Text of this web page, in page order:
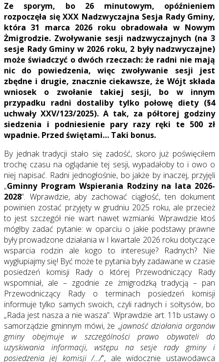
Ze sporym, bo 26 minutowym, opóźnieniem
rozpoczęła się XXX Nadzwyczajna Sesja Rady Gminy,
która 31 marca 2026 roku obradowała w Nowym
Żmigrodzie. Zwoływanie sesji nadzwyczajnych (na 3
sesje Rady Gminy w 2026 roku, 2 były nadzwyczajne)
może świadczyć o dwóch rzeczach: że radni nie mają
nic do powiedzenia, więc zwoływanie sesji jest
zbędne i drugie, znacznie ciekawsze, że Wójt składa
wniosek o zwołanie takiej sesji, bo w innym
przypadku radni dostaliby tylko połowę diety (§4
uchwały XXV/123/2025). A tak, za półtorej godziny
siedzenia i podniesienie pary razy ręki te 500 zł
wpadnie. Przed świętami… Taki bonus.
By jednak tradycji stało się zadość, skoro już poświęciłem
trochę czasu na oglądanie tej sesji, wypadałoby to i owo o
niej napisać. Radni jednogłośnie, bo jakże by inaczej, przyjęli
„Gminny Program Wspierania Rodziny na lata 2026-
2028”. Wprawdzie, aby zachować ciągłość, ten dokument
powinien zostać przyjęty w grudniu 2025 roku, ale przecież
to jest szczegół nie wart nawet wzmianki. Wprawdzie ktoś
mógłby zadać pytanie: w oparciu o jakie podstawy prawne
były prowadzone działania w I kwartale 2026 roku dotyczące
wsparcia rodzin ale kogo to interesuje? Radnych? Nie
wygłupiajmy się! Być może te pytania były zadawane w czasie
posiedzeń komisji Rady o której Przewodniczący Rady
wspomniał, ale – zgodnie ze żmigrodzką tradycją – pan
Przewodniczący Rady o terminach posiedzeń komisji
informuje tylko samych swoich, czyli radnych i sołtysów, bo
„Rada jest nasza a nie wasza”. Wprawdzie art. 11b ustawy o
samorządzie gminnym mówi, że „jawność działania organów
gminy obejmuje w szczególności prawo obywateli do
uzyskiwania informacji, wstępu na sesje rady gminy i
posiedzenia jej komisji /…/”, ale widocznie ustawodawca